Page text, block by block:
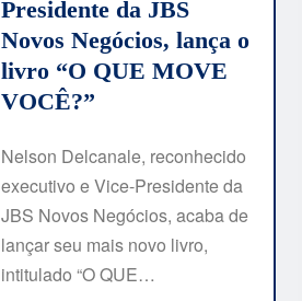
Presidente da JBS
Novos Negócios, lança o
livro “O QUE MOVE
VOCÊ?”
Nelson Delcanale, reconhecido
executivo e Vice-Presidente da
JBS Novos Negócios, acaba de
lançar seu mais novo livro,
intitulado “O QUE…